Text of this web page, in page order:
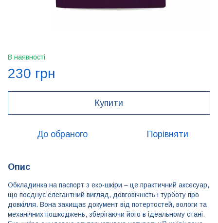
В наявності
230 грн
Купити
До обраного Порівняти
Опис
Обкладинка на паспорт з еко-шкіри – це практичний аксесуар,
що поєднує елегантний вигляд, довговічність і турботу про
довкілля. Вона захищає документ від потертостей, вологи та
механічних пошкоджень, зберігаючи його в ідеальному стані.